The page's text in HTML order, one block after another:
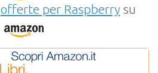
offerte per Raspberrysu